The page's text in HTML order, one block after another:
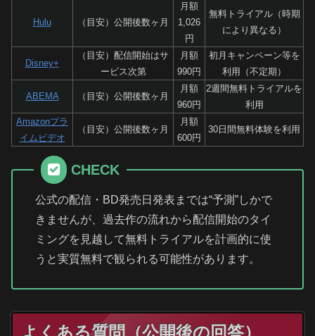
Hulu （目安）公開後数ヶ月
月額
1,026
円
無料トライアル（時期
により異なる）
Disney+
（目安）配信開始はサ
ービス次第
月額
990円
初月キャンペーン等を
利用（不定期）
ABEMA （目安）公開後数ヶ月
月額
960円
2週間無料トライアルを
利用
Amazonプラ
イムビデオ
（目安）公開後数ヶ月
月額
600円
30日間無料体験を利用
CHECK
公式の配信・BD発売日発表までは“予測”しかで
きませんが、過去作の流れから配信開始のタイ
ミングを見越して無料トライアルを計画的に使
うと実質無料で観られる可能性があります。
よくある質問（公開後の回答）